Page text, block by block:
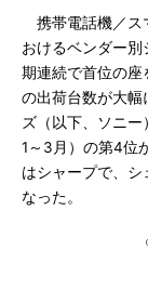
携帯電話機／ス
おけるベンダー
期連続で首位の
の出荷台数が大幅
ズ（以下、ソニ
1～3月）の第4位
はシャープで、シ
なった。